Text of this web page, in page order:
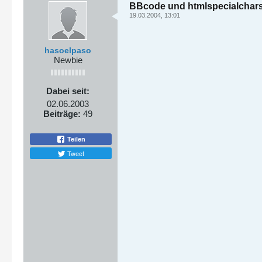
hasoelpaso
Newbie
Dabei seit:
02.06.2003
Beiträge: 49
Teilen
Tweet
BBcode und
19.03.2004, 13:01